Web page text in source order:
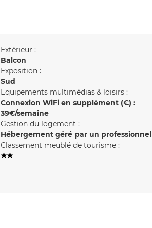
Extérieur :
Balcon
Exposition :
Sud
Equipements multimédias & loisirs :
Connexion WiFi en supplément (€) :
39€/semaine
Gestion du logement :
Hébergement géré par un professionnel
Classement meublé de tourisme :